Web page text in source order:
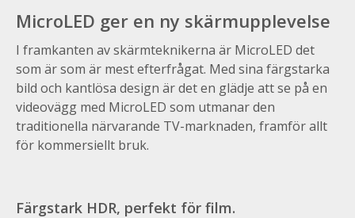
MicroLED ger en ny skärmupplevelse
I framkanten av skärmteknikerna är MicroLED det
som är som är mest efterfrågat. Med sina färgstarka
bild och kantlösa design är det en glädje att se på en
videovägg med MicroLED som utmanar den
traditionella närvarande TV-marknaden, framför allt
för kommersiellt bruk.
Färgstark HDR, perfekt för film.